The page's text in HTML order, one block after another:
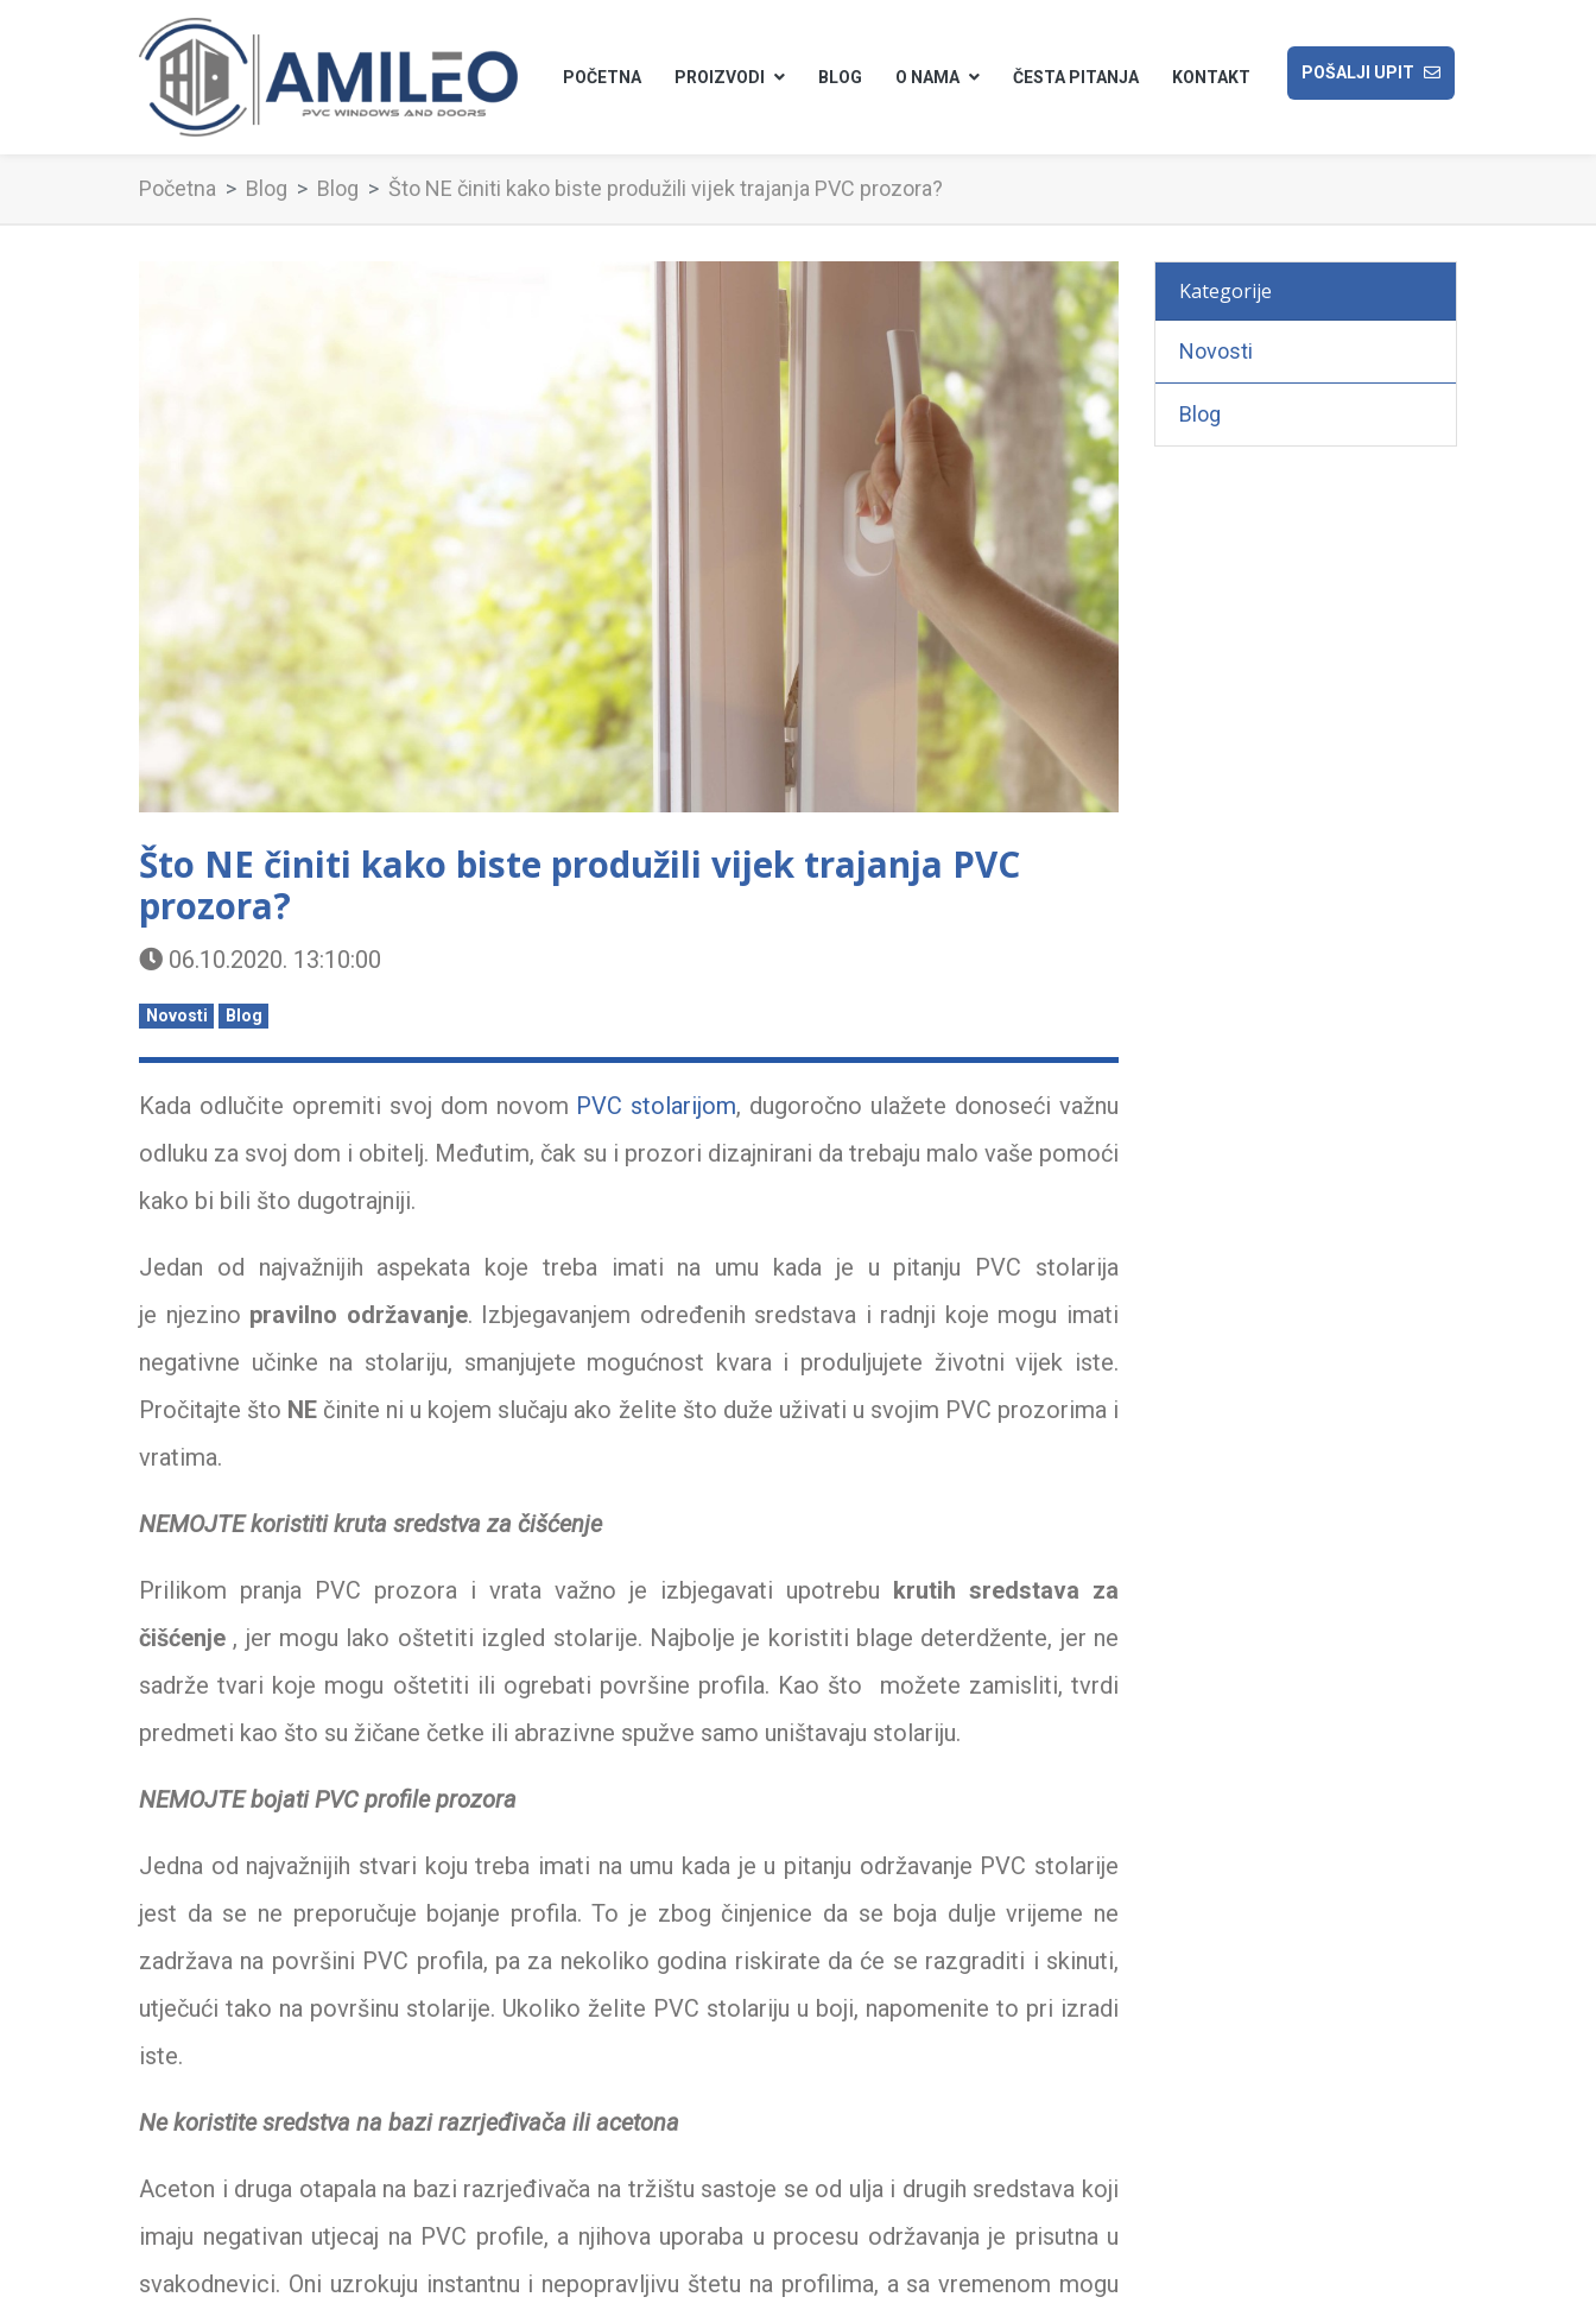
POČETNA PROIZVODI BLOG O NAMA ČESTA PITANJA KONTAKT POŠALJI UPIT
Početna Blog Blog Što NE činiti kako biste produžili vijek trajanja PVC prozora?
Što NE činiti kako biste produžili vijek trajanja PVC
prozora?
06.10.2020. 13:10:00
Novosti Blog
Kada odlučite opremiti svoj dom novom PVC stolarijom, dugoročno ulažete donoseći važnu
odluku za svoj dom i obitelj. Međutim, čak su i prozori dizajnirani da trebaju malo vaše pomoći
kako bi bili što dugotrajniji.
Jedan od najvažnijih aspekata koje treba imati na umu kada je u pitanju PVC stolarija
je njezino pravilno održavanje. Izbjegavanjem određenih sredstava i radnji koje mogu imati
negativne učinke na stolariju, smanjujete mogućnost kvara i produljujete životni vijek iste.
Pročitajte što NE činite ni u kojem slučaju ako želite što duže uživati ​​u svojim PVC prozorima i
vratima.
NEMOJTE koristiti kruta sredstva za čišćenje
Prilikom pranja PVC prozora i vrata važno je izbjegavati upotrebu krutih sredstava za
čišćenje , jer mogu lako oštetiti izgled stolarije. Najbolje je koristiti blage deterdžente, jer ne
sadrže tvari koje mogu oštetiti ili ogrebati površine profila. Kao što možete zamisliti, tvrdi
predmeti kao što su žičane četke ili abrazivne spužve samo uništavaju stolariju.
NEMOJTE bojati PVC profile prozora
Jedna od najvažnijih stvari koju treba imati na umu kada je u pitanju održavanje PVC stolarije
jest da se ne preporučuje bojanje profila. To je zbog činjenice da se boja dulje vrijeme ne
zadržava na površini PVC profila, pa za nekoliko godina riskirate da će se razgraditi i skinuti,
utječući tako na površinu stolarije. Ukoliko želite PVC stolariju u boji, napomenite to pri izradi
iste.
Ne koristite sredstva na bazi razrjeđivača ili acetona
Aceton i druga otapala na bazi razrjeđivača na tržištu sastoje se od ulja i drugih sredstava koji
imaju negativan utjecaj na PVC profile, a njihova uporaba u procesu održavanja je prisutna u
svakodnevici. Oni uzrokuju instantnu i nepopravljivu štetu na profilima, a sa vremenom mogu
Kategorije
Novosti
Blog